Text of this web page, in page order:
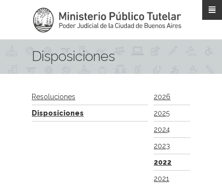
Disposiciones
Resoluciones
Disposiciones
2026
2025
2024
2023
2022
2021